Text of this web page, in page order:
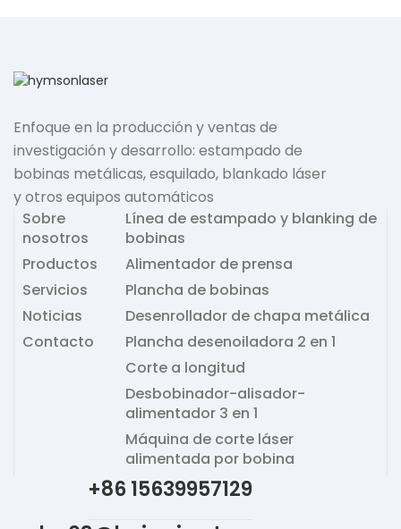
Enfoque en la producción y ventas de
investigación y desarrollo: estampado de
bobinas metálicas, esquilado, blankado láser
y otros equipos automáticos
Sobre
nosotros
Productos
Servicios
Noticias
Contacto
Línea de estampado y blanking de
bobinas
Alimentador de prensa
Plancha de bobinas
Desenrollador de chapa metálica
Plancha desenoiladora 2 en 1
Corte a longitud
Desbobinador-alisador-
alimentador 3 en 1
Máquina de corte láser
alimentada por bobina
+86 15639957129